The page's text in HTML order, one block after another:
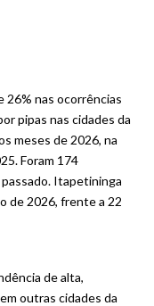
26% nas ocorrências
pipas nas cidades da
meses de 2026, na
Foram 174
Itapetininga
de 2026, frente a 22
de alta,
outras cidades da